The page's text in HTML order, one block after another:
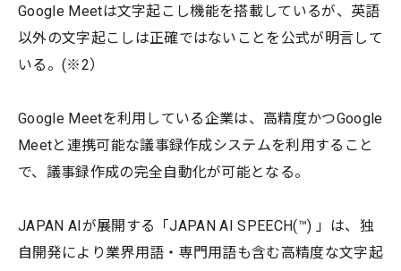
Google Meetは文字起こし機能を搭載しているが、英語
以外の文字起こしは正確ではないことを公式が明言して
いる。(※2）
Google Meetを利用している企業は、高精度かつGoogle
Meetと連携可能な議事録作成システムを利用すること
で、議事録作成の完全自動化が可能となる。
JAPAN AIが展開する「JAPAN AI SPEECH(™) 」は、独
自開発により業界用語・専門用語も含む高精度な文字起